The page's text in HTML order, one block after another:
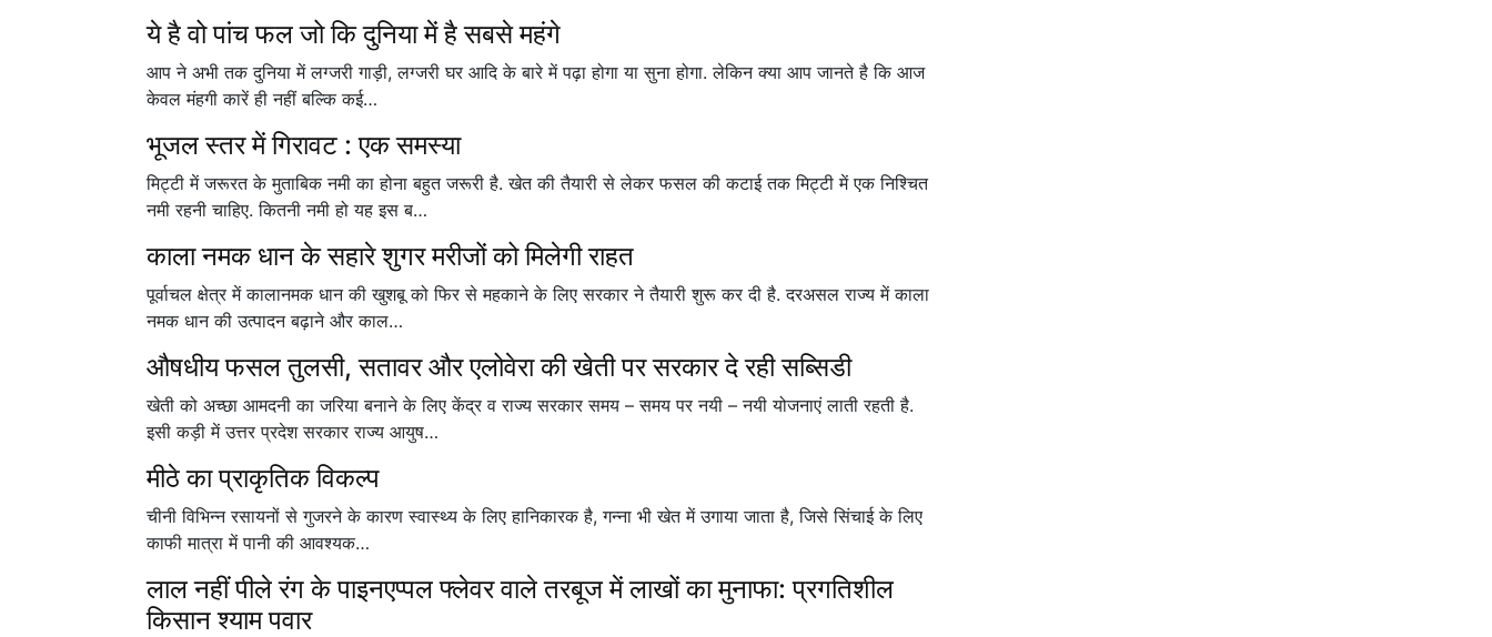
ये है वो पांच फल जो कि दुनिया में है सबसे महंगे
आप ने अभी तक दुनिया में लग्जरी गाड़ी, लग्जरी घर आदि के बारे में पढ़ा होगा या सुना होगा. लेकिन क्या आप जानते है कि आज
केवल मंहगी कारें ही नहीं बल्कि कई…
भूजल स्तर में गिरावट : एक समस्या
मिट्टी में जरूरत के मुताबिक नमी का होना बहुत जरूरी है. खेत की तैयारी से लेकर फसल की कटाई तक मिट्टी में एक निश्चित
नमी रहनी चाहिए. कितनी नमी हो यह इस ब…
काला नमक धान के सहारे शुगर मरीजों को मिलेगी राहत
पूर्वाचल क्षेत्र में कालानमक धान की खुशबू को फिर से महकाने के लिए सरकार ने तैयारी शुरू कर दी है. दरअसल राज्य में काला
नमक धान की उत्पादन बढ़ाने और काल…
औषधीय फसल तुलसी, सतावर और एलोवेरा की खेती पर सरकार दे रही सब्सिडी
खेती को अच्छा आमदनी का जरिया बनाने के लिए केंद्र व राज्य सरकार समय – समय पर नयी – नयी योजनाएं लाती रहती है.
इसी कड़ी में उत्तर प्रदेश सरकार राज्य आयुष…
मीठे का प्राकृतिक विकल्प
चीनी विभिन्न रसायनों से गुजरने के कारण स्वास्थ्य के लिए हानिकारक है, गन्ना भी खेत में उगाया जाता है, जिसे सिंचाई के लिए
काफी मात्रा में पानी की आवश्यक…
लाल नहीं पीले रंग के पाइनएप्पल फ्लेवर वाले तरबूज में लाखों का मुनाफा: प्रगतिशील
किसान श्याम पवार